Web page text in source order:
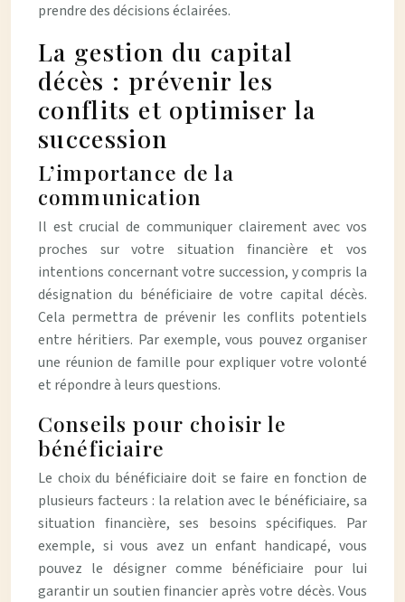
prendre des décisions éclairées.
La gestion du capital
décès : prévenir les
conflits et optimiser la
succession
L’importance de la
communication
Il est crucial de communiquer clairement avec vos
proches sur votre situation financière et vos
intentions concernant votre succession, y compris la
désignation du bénéficiaire de votre capital décès.
Cela permettra de prévenir les conflits potentiels
entre héritiers. Par exemple, vous pouvez organiser
une réunion de famille pour expliquer votre volonté
et répondre à leurs questions.
Conseils pour choisir le
bénéficiaire
Le choix du bénéficiaire doit se faire en fonction de
plusieurs facteurs : la relation avec le bénéficiaire, sa
situation financière, ses besoins spécifiques. Par
exemple, si vous avez un enfant handicapé, vous
pouvez le désigner comme bénéficiaire pour lui
garantir un soutien financier après votre décès. Vous